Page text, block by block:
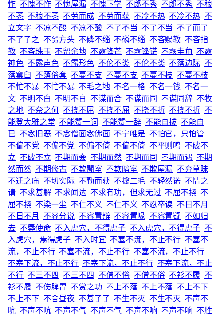
怍 不愧不怍 不愧屋漏 不愧下学 不郎不秀 不郎不秀 不稂
不莠 不稂不莠 不劳而成 不劳而获 不冷不热 不冷不热 不
立文字 不凉不酸 不凉不酸 不了不当 不了不当
不了而了
不了了之
不劣方头 不磷不缁 不磷不缁 不吝赐教 不吝指
教 不吝珠玉 不留余地 不露锋芒 不露锋铓 不露圭角
不露
神色 不露声色 不露形色 不伦不类 不伦不类 不落边际 不
落窠臼
不落俗套 不蔓不支 不蔓不支 不蔓不枝 不蔓不枝
不忙不暴 不忙不暴 不毛之地 不名一格 不名一钱 不名一
文 不明不白 不明不白 不谋而合 不谋而同 不谋同辞 不牧
之地 不奈之何 不挠不屈 不挠不屈 不挠不折 不挠不折 不
能登大雅之堂 不能赞一词 不能赞一辞 不能自拔 不能自
已 不念旧恶 不念僧面念佛面 不宁唯是 不怕官，只怕管
不偏不党 不偏不党 不偏不倚 不偏不倚 不平则鸣 不破不
立 不破不立 不期而会 不期而然 不期而同 不期而遇 不期
然而然 不期修古 不欺闇室 不欺暗室 不欺屋漏 不弃草昧
不迁之庙 不切实际 不勤而获 不擒二毛 不轻然诺 不情之
请 不求甚解 不求闻达 不求有功，但求无过 不屈不挠 不
屈不挠 不染一尘 不仁不义 不仁不义 不忍卒读 不日不月
不日不月
不容分说 不容置辩 不容置喙 不容置疑 不如归
去 不辱使命 不入虎穴，不得虎子 不入虎穴，不得虎子 不
入虎穴，焉得虎子 不入时宜 不塞不流，不止不行 不塞不
流，不止不行 不塞不流，不止不行 不塞不流，不止不行
不塞下流，不止不行 不塞下流，不止不行 不塞下流，不止
不行 不三不四 不三不四 不僧不俗 不僧不俗 不衫不履 不
衫不履 不伤脾胃 不赏之功 不上不落 不上不落 不上不下
不上不下 不舍昼夜 不甚了了 不生不灭 不生不灭 不声不
吭 不声不吭 不声不气 不声不气 不声不响 不声不响 不胜